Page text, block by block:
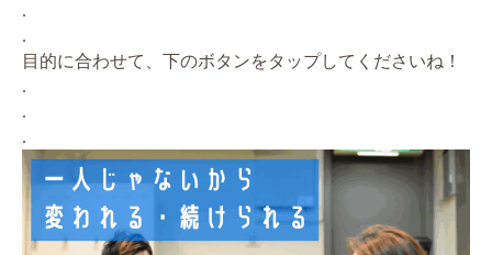
.
.
目的に合わせて、下のボタンをタップしてくださいね！
.
.
.